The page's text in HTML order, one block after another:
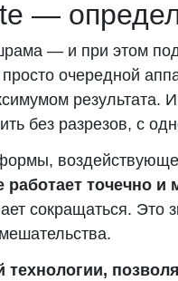
—
— и при этом
очередной
результата.
без разрезов, с
работает точечно и
сокращаться. Это